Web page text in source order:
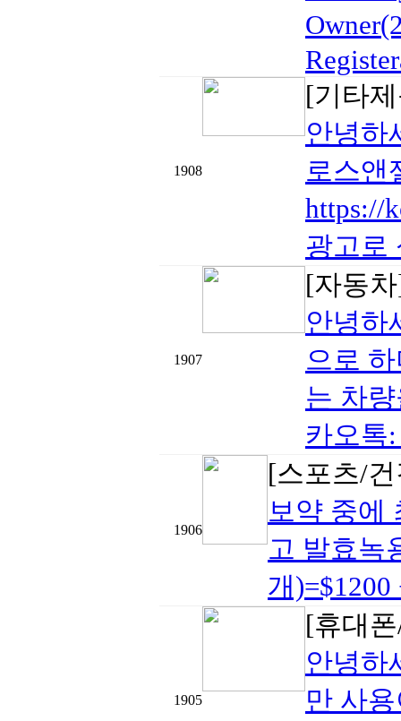
1908
[기타
안녕하
로스앤
https://
광고로
1907
[자동
안녕하
으로
는 차
카오톡
1906
[스포츠/
보약 중에
고 발효녹
개
1905
[휴대
안녕하
만 사